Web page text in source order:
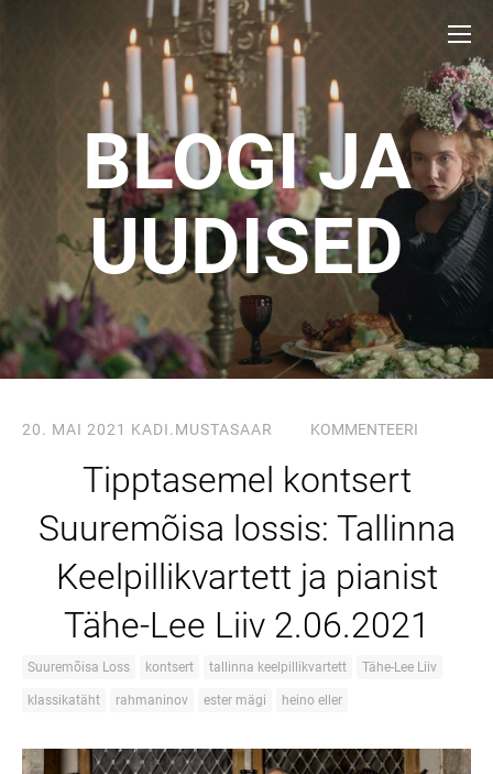
BLOGI JA
UUDISED
20. MAI 2021 KADI.MUSTASAAR KOMMENTEERI
Tipptasemel kontsert
Suuremõisa lossis: Tallinna
Keelpillikvartett ja pianist
Tähe-Lee Liiv 2.06.2021
Suuremõisa Loss kontsert tallinna keelpillikvartett Tähe-Lee Liiv
klassikatäht rahmaninov ester mägi heino eller